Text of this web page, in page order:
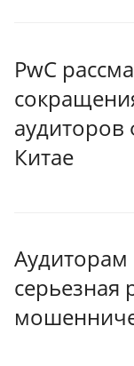
PwC
аудиторов
Китае
Аудиторам
серьезная